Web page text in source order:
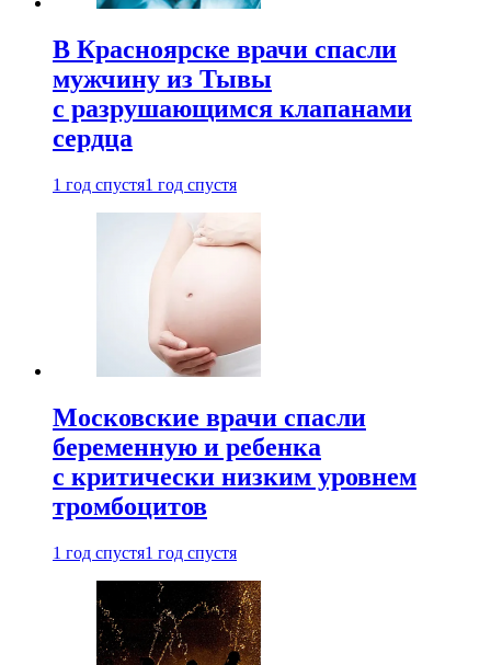
В Красноярске врачи спасли
мужчину из Тывы
с разрушающимся клапанами
сердца
1 год спустя1 год спустя
Московские врачи спасли
беременную и ребенка
с критически низким уровнем
тромбоцитов
1 год спустя1 год спустя